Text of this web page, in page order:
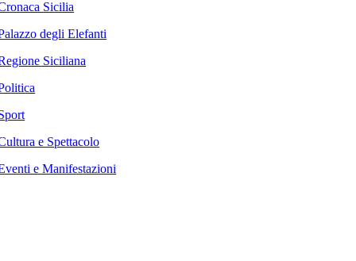
Sicilia
degli Elefanti
Siciliana
e Spettacolo
e Manifestazioni